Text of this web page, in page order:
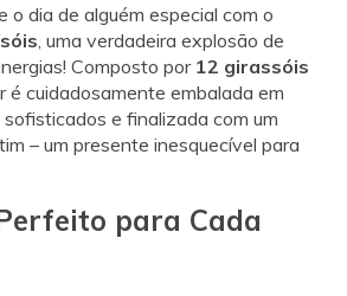
o dia de alguém especial com o
, uma verdadeira explosão de
Composto por 12 girassóis
é cuidadosamente embalada em
e finalizada com um
– um presente inesquecível para
para Cada